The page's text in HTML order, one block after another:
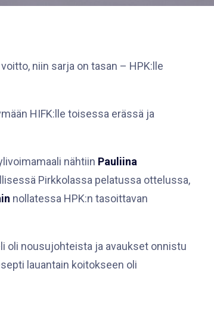
niin sarja on tasan – HPK:lle
HIFK:lle toisessa erässä ja
nähtiin Pauliina
Pirkkolassa pelatussa ottelussa,
nollatessa HPK:n tasoittavan
oli nousujohteista ja avaukset onnistu
lauantain koitokseen oli